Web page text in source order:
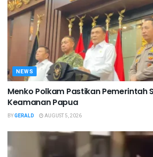
NEWS
Menko Polkam Pastikan Pemerintah
Keamanan Papua
BYGERALD AUGUST 5, 2026